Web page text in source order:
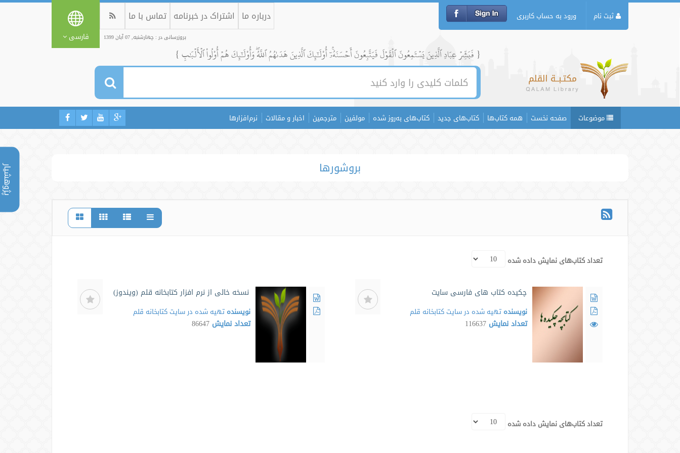
پژوهشیار
ثبت نام ورود به حساب کاربری درباره ما اشتراک در خبرنامه تماس با ما
بروزرسانی در : چهارشنبه, 07 آبان 1399 فارسی
{ فَبَشِّرۡ عِبَادِ ٱلَّذِينَ يَسۡتَمِعُونَ ٱلۡقَوۡلَ فَيَتَّبِعُونَ أَحۡسَنَهُۥٓۚ أُوْلَٰٓئِكَ ٱلَّذِينَ هَدَىٰهُمُ ٱللَّهُۖ وَأُوْلَٰٓئِكَ هُمۡ أُوْلُواْ ٱلۡأَلۡبَٰبِ }
موضوعات صفحه نخست همه کتاب‌ها کتاب‌های جدید کتاب‌های به‌روز شده مولفین مترجمین اخبار و مقالات نرم‌افزارها
بروشورها
تعداد کتاب‌های نمایش داده شده
چکیده کتاب های فارسی سایت
نویسنده تهیه شده در سایت كتابخانه قلم
تعداد نمایش 116637
نسخه خالی از نرم افزار کتابخانه قلم (ویندوز)
نویسنده تهیه شده در سایت كتابخانه قلم
تعداد نمایش 86647
تعداد کتاب‌های نمایش داده شده